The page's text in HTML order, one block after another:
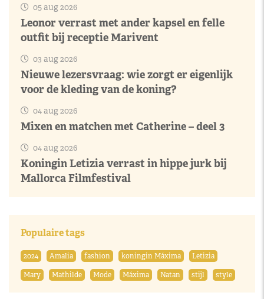
05 aug 2026
Leonor verrast met ander kapsel en felle
outfit bij receptie Marivent
03 aug 2026
Nieuwe lezersvraag: wie zorgt er eigenlijk
voor de kleding van de koning?
04 aug 2026
Mixen en matchen met Catherine – deel 3
04 aug 2026
Koningin Letizia verrast in hippe jurk bij
Mallorca Filmfestival
Populaire tags
2024 Amalia fashion koningin Máxima
Letizia
Mary
Mathilde Mode Máxima Natan stijl style